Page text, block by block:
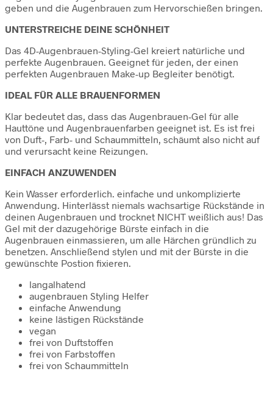
geben und die Augenbrauen zum Hervorschießen bringen.
UNTERSTREICHE DEINE SCHÖNHEIT
Das 4D-Augenbrauen-Styling-Gel kreiert natürliche und
perfekte Augenbrauen. Geeignet für jeden, der einen
perfekten Augenbrauen Make-up Begleiter benötigt.
IDEAL FÜR ALLE BRAUENFORMEN
Klar bedeutet das, dass das Augenbrauen-Gel für alle
Hauttöne und Augenbrauenfarben geeignet ist. Es ist frei
von Duft-, Farb- und Schaummitteln, schäumt also nicht auf
und verursacht keine Reizungen.
EINFACH ANZUWENDEN
Kein Wasser erforderlich. einfache und unkomplizierte
Anwendung. Hinterlässt niemals wachsartige Rückstände in
deinen Augenbrauen und trocknet NICHT weißlich aus! Das
Gel mit der dazugehörige Bürste einfach in die
Augenbrauen einmassieren, um alle Härchen gründlich zu
benetzen. Anschließend stylen und mit der Bürste in die
gewünschte Postion fixieren.
langalhatend
augenbrauen Styling Helfer
einfache Anwendung
keine lästigen Rückstände
vegan
frei von Duftstoffen
frei von Farbstoffen
frei von Schaummitteln